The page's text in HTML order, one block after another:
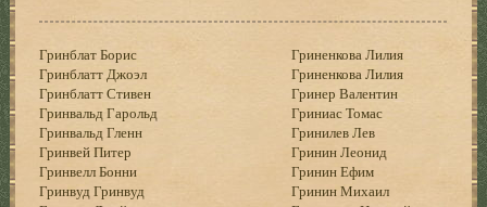
Гринблат Борис
Гринблатт Джоэл
Гринблатт Стивен
Гринвальд Гарольд
Гринвальд Гленн
Гринвей Питер
Гринвелл Бонни
Гринвуд Гринвуд
Гриненкова Лилия
Гриненкова Лилия
Гринер Валентин
Гриниас Томас
Гринилев Лев
Гринин Леонид
Гринин Ефим
Гринин Михаил